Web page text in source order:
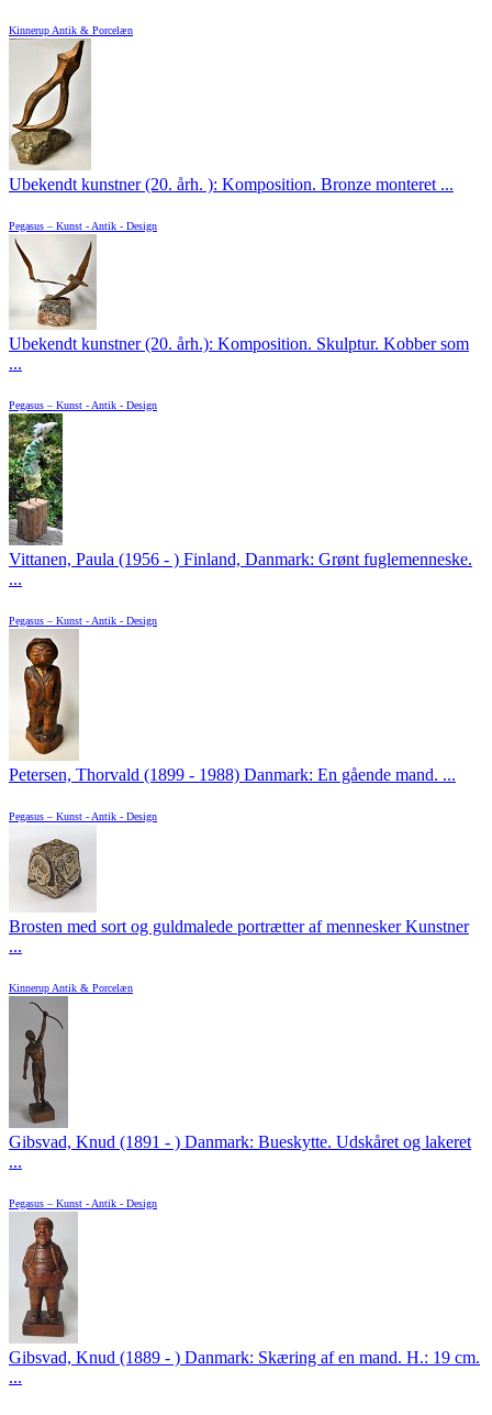
Kinnerup Antik & Porcelæn
Ubekendt kunstner (20. årh. ): Komposition. Bronze monteret ...
Pegasus – Kunst - Antik - Design
Ubekendt kunstner (20. årh.): Komposition. Skulptur. Kobber som
...
Pegasus – Kunst - Antik - Design
Vittanen, Paula (1956 - ) Finland, Danmark: Grønt fuglemenneske.
...
Pegasus – Kunst - Antik - Design
Petersen, Thorvald (1899 - 1988) Danmark: En gående mand. ...
Pegasus – Kunst - Antik - Design
Brosten med sort og guldmalede portrætter af mennesker Kunstner
...
Kinnerup Antik & Porcelæn
Gibsvad, Knud (1891 - ) Danmark: Bueskytte. Udskåret og lakeret
...
Pegasus – Kunst - Antik - Design
Gibsvad, Knud (1889 - ) Danmark: Skæring af en mand. H.: 19 cm.
...